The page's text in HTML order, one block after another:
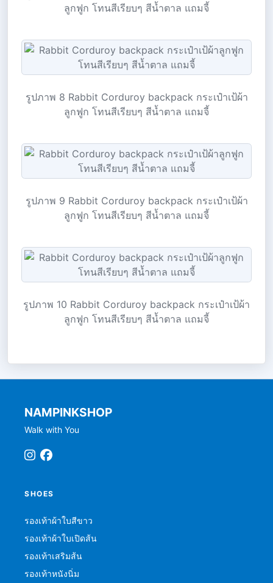
ลูกฟูก โทนสีเรียบๆ สีน้ำตาล แถมจี้
รูปภาพ 8 Rabbit Corduroy backpack กระเป๋าเป้ผ้า
ลูกฟูก โทนสีเรียบๆ สีน้ำตาล แถมจี้
รูปภาพ 9 Rabbit Corduroy backpack กระเป๋าเป้ผ้า
ลูกฟูก โทนสีเรียบๆ สีน้ำตาล แถมจี้
รูปภาพ 10 Rabbit Corduroy backpack กระเป๋าเป้ผ้า
ลูกฟูก โทนสีเรียบๆ สีน้ำตาล แถมจี้
NAMPINKSHOP
Walk with You
SHOES
รองเท้าผ้าใบสีขาว
รองเท้าผ้าใบเปิดส้น
รองเท้าเสริมส้น
รองเท้าหนังนิ่ม